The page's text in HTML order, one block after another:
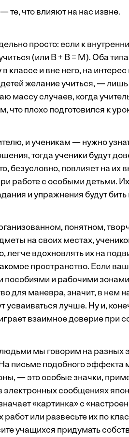
те, что влияют на нас извне.
просто: если к
(или В + В = М). Оба
классе и вне него, на
желание учиться, —
массу случаев, когда
что плохо подготовился к
и ученикам — нужно
тогда ученики будут
безусловно, повлияет на
работе с особыми детьми.
и упражнения будут
понятном,
на своих местах,
легче вдохновлять их на
пространство. Если
пособиями и рабочими
для маневра, значит, в нем
усваиваться лучше. Ну и,
взаимное доверие при
мы говорим на разных
письме подобного
— это особые значки,
электронных сообщениях
«картинка» с
или развесьте их по
учащихся придумать